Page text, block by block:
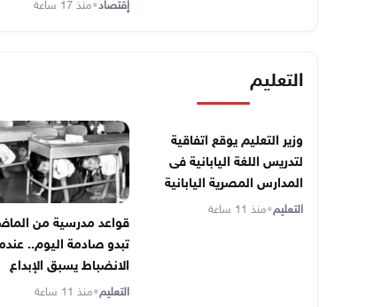
إقتصاد•منذ 17 ساعة
التعليم
وزير التعليم يوقع اتفاقية
لتدريس اللغة اليابانية فى
المدارس المصرية اليابانية
التعليم•منذ 11 ساعة
قواعد مدرسية من
تبدو صادمة اليوم..
الانضباط يسبق الإبداع
التعليم•منذ 11 ساعة